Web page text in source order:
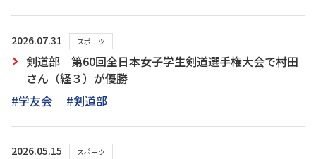
2026.07.31 スポーツ
剣道部 第60回全日本女子学生剣道選手権大会で村田
さん（経３）が優勝
#学友会
#剣道部
2026.05.15 スポーツ